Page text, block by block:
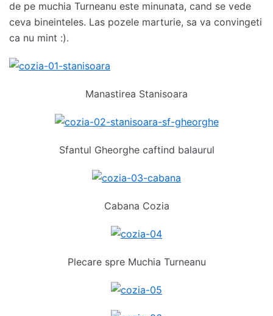
de pe muchia Turneanu este minunata, cand se vede
ceva bineinteles. Las pozele marturie, sa va convingeti
ca nu mint :).
Manastirea Stanisoara
Sfantul Gheorghe caftind balaurul
Cabana Cozia
Plecare spre Muchia Turneanu